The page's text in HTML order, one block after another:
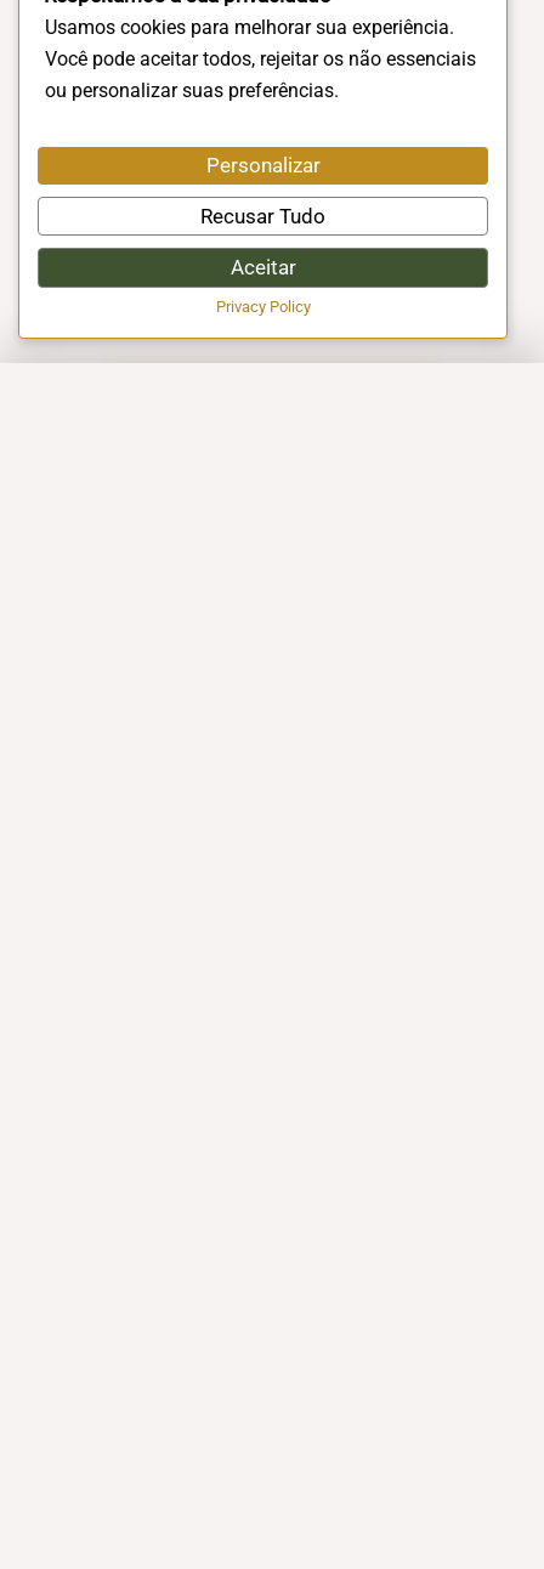
Usamos cookies para melhorar sua experiência.
Você pode aceitar todos, rejeitar os não essenciais
ou personalizar suas preferências.
Personalizar
Recusar Tudo
Aceitar
Privacy Policy